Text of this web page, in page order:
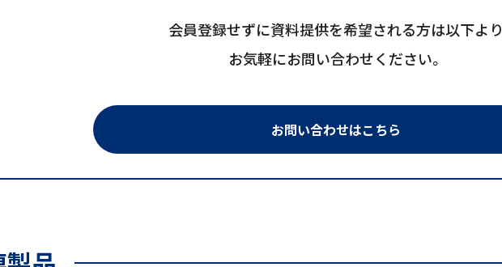
会員登録せずに資料提供を希望される方は以下より
お気軽にお問い合わせください。
お問い合わせはこちら